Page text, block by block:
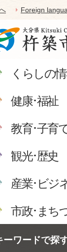
Foreign
くらしの
健康･福祉
教育･子育
観光･歴史
産業･ビジ
市政･まち
ーワードで探